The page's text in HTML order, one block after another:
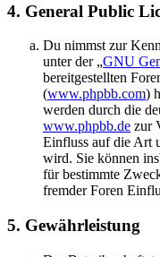
4. General Public
Du nimmst zur
unter der „GNU
bereitgestellten
(www.phpbb.com)
werden durch die
www.phpbb.de zur
Einfluss auf die Art
wird. Sie können
für bestimmte
fremder Foren
5. Gewährleistung